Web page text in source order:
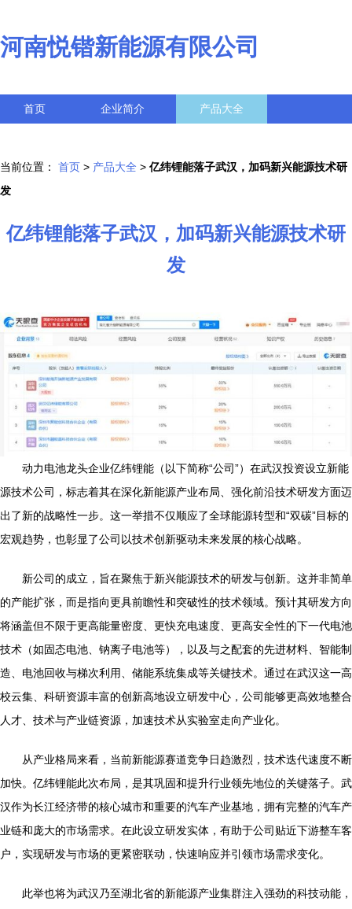
河南悦锴新能源有限公司
首页 企业简介 产品大全
当前位置： 首页 > 产品大全 > 亿纬锂能落子武汉，加码新兴能源技术研
发
亿纬锂能落子武汉，加码新兴能源技术研
发
动力电池龙头企业亿纬锂能（以下简称“公司”）在武汉投资设立新能
源技术公司，标志着其在深化新能源产业布局、强化前沿技术研发方面迈
出了新的战略性一步。这一举措不仅顺应了全球能源转型和“双碳”目标的
宏观趋势，也彰显了公司以技术创新驱动未来发展的核心战略。
新公司的成立，旨在聚焦于新兴能源技术的研发与创新。这并非简单
的产能扩张，而是指向更具前瞻性和突破性的技术领域。预计其研发方向
将涵盖但不限于更高能量密度、更快充电速度、更高安全性的下一代电池
技术（如固态电池、钠离子电池等），以及与之配套的先进材料、智能制
造、电池回收与梯次利用、储能系统集成等关键技术。通过在武汉这一高
校云集、科研资源丰富的创新高地设立研发中心，公司能够更高效地整合
人才、技术与产业链资源，加速技术从实验室走向产业化。
从产业格局来看，当前新能源赛道竞争日趋激烈，技术迭代速度不断
加快。亿纬锂能此次布局，是其巩固和提升行业领先地位的关键落子。武
汉作为长江经济带的核心城市和重要的汽车产业基地，拥有完整的汽车产
业链和庞大的市场需求。在此设立研发实体，有助于公司贴近下游整车客
户，实现研发与市场的更紧密联动，快速响应并引领市场需求变化。
此举也将为武汉乃至湖北省的新能源产业集群注入强劲的科技动能，